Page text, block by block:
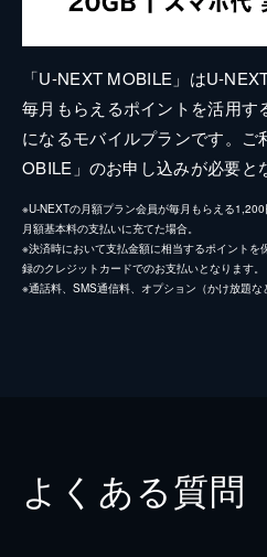
「U-NEXT MOBILE」はU-
毎月もらえるポイントを活用す
になるモバイルプランです。
OBILE」のお申し込みが必要と
※U-NEXTの月額プラン会員が毎月もらえる
月額基本料の支払いに充てた場合。
※決済時において支払金額に相当するポイント
録のクレジットカードでのお支払いとなります。
※通話料、SMS通信料、オプション（かけ放題な
よくある質問